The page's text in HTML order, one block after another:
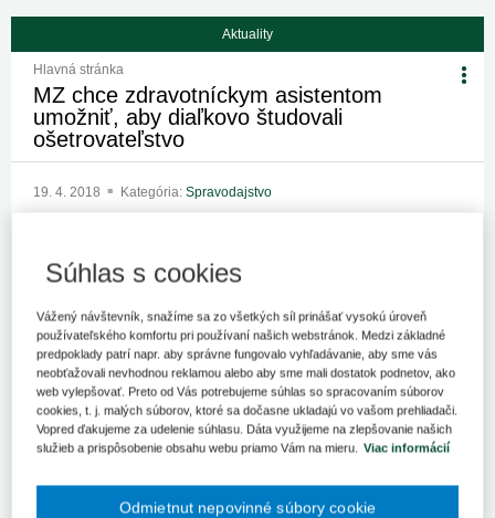
Aktuality
Hlavná stránka
MZ chce zdravotníckym asistentom
umožniť, aby diaľkovo študovali
ošetrovateľstvo
19. 4. 2018 Kategória: Spravodajstvo
(nominantka Smeru-SD) chce i týmto spôsobom urobiť odbor
atraktívnejším.
Avizuje tiež, že od školského roka 2018/2019 bude možné,
aby mohol za ošetrovateľa diaľkovo študovať zdravotnícky
asistent. "Rezort finalizuje nariadenie vlády, na základe ktorého
budú môcť zdravotnícki asistenti študovať odbor ošetrovateľstva a
v budúcnosti tak vykonávať povolanie sestry," povedala nedávno
Kalavská.
Ministerka opäť potvrdila, že by chcela navýšiť platy sestrám,
pôrodným asistentkám a iným zdravotníckym pracovníkom.
Súhlas s cookies
Vážený návštevník, snažíme sa zo všetkých síl prinášať vysokú úroveň
používateľského komfortu pri používaní našich webstránok. Medzi základné
predpoklady patrí napr. aby správne fungovalo vyhľadávanie, aby sme vás
neobťažovali nevhodnou reklamou alebo aby sme mali dostatok podnetov, ako
web vylepšovať. Preto od Vás potrebujeme súhlas so spracovaním súborov
cookies, t. j. malých súborov, ktoré sa dočasne ukladajú vo vašom prehliadači.
Vopred ďakujeme za udelenie súhlasu. Dáta využijeme na zlepšovanie našich
služieb a prispôsobenie obsahu webu priamo Vám na mieru.
Viac informácií
Odmietnut nepovinné súbory cookie